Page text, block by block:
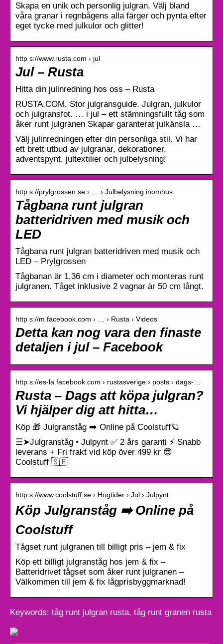
Skapa en unik och personlig julgran. Välj bland
våra granar i regnbågens alla färger och pynta efter
eget tycke med julkulor och glitter!
http s://www.rusta.com › jul
Jul – Rusta
Hitta din julinredning hos oss – Rusta
RUSTA.COM. Stor julgransguide. Julgran, julkulor
och julgransfot. … i jul – ett stämningsfullt tåg som
åker runt julgranen Skapar garanterat julkänsla …
Välj julinredningen efter din personliga stil. Vi har
ett brett utbud av julgranar, dekorationer,
adventspynt, jultextilier och julbelysning!
http s://prylgrossen.se › … › Julbelysning inomhus
Tågbana runt julgran
batteridriven med musik och
LED
Tågbana runt julgran batteridriven med musik och
LED – Prylgrossen
Tågbanan är 1,36 cm i diameter och monteras runt
julgranen. Tåget inklusive 2 vagnar är 50 cm långt.
http s://m.facebook.com › … › Rusta › Videos
Detta kan nog vara den finaste
detaljen i jul – Facebook
http s://es-la.facebook.com › rustasverige › posts › dags-…
Rusta – Dags att köpa julgran?
Vi hjälper dig att hitta…
Köp 🎁 Julgranståg ➡️ Online på Coolstuff🪐
☰➤Julgranståg • Julpynt ✅ 2 års garanti ⚡️ Snabb
leverans + Fri frakt vid köp över 499 kr 😎
Coolstuff 🇸🇪
http s://www.coolstuff.se › Högtider › Jul › Julpynt
Köp Julgranståg ➡️ Online på
Coolstuff
Tågset runt julgranen till billigt pris – jem & fix
Köp ett billigt julgranståg hos jem & fix –
Batteridrivet tågset som åker runt julgranen –
Välkommen till jem & fix lågprisbyggmarknad!
Keywords: tåg runt julgran rusta, tåg runt granen rusta